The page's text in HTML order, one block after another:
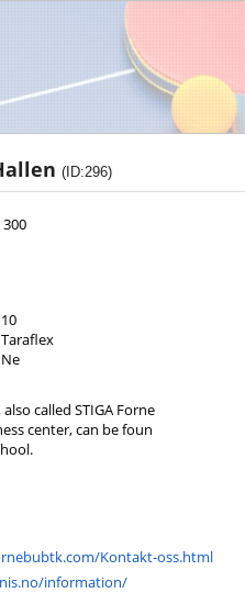
(ID:296)
10
Taraflex
Ne
called STIGA Forne
center, can be foun
Kontakt-oss.html
information/